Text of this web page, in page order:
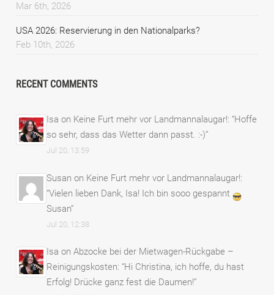
Mar 6th, 2026
USA 2026: Reservierung in den Nationalparks?
Feb 10th, 2026
RECENT COMMENTS
Isa on Keine Furt mehr vor Landmannalaugar!: “Hoffe
so sehr, dass das Wetter dann passt. :-)”
Jul 20, 13:59
Susan on Keine Furt mehr vor Landmannalaugar!:
“Vielen lieben Dank, Isa! Ich bin sooo gespannt
Susan”
Jul 20, 12:38
Isa onAbzocke bei der Mietwagen-Rückgabe –
Reinigungskosten: “Hi Christina, ich hoffe, du hast
Erfolg! Drücke ganz fest die Daumen!”